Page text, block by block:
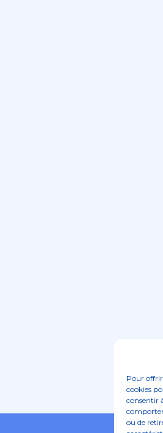
Pour offrir
cookies
consentir
ou de